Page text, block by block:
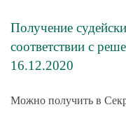
Получение
соответствии с
16.12.2020
Можно получить в